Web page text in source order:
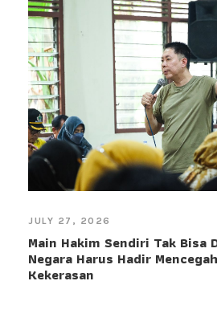
JULY 27, 2026
Main Hakim Sendiri Tak Bisa
Negara Harus Hadir
Kekerasan